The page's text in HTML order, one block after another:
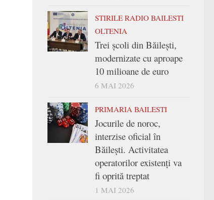
STIRILE RADIO BAILESTI
OLTENIA
Trei şcoli din Băileşti,
modernizate cu aproape
10 milioane de euro
6 MAI 2026
PRIMARIA BAILESTI
Jocurile de noroc,
interzise oficial în
Băilești. Activitatea
operatorilor existenți va
fi oprită treptat
1 MAI 2026